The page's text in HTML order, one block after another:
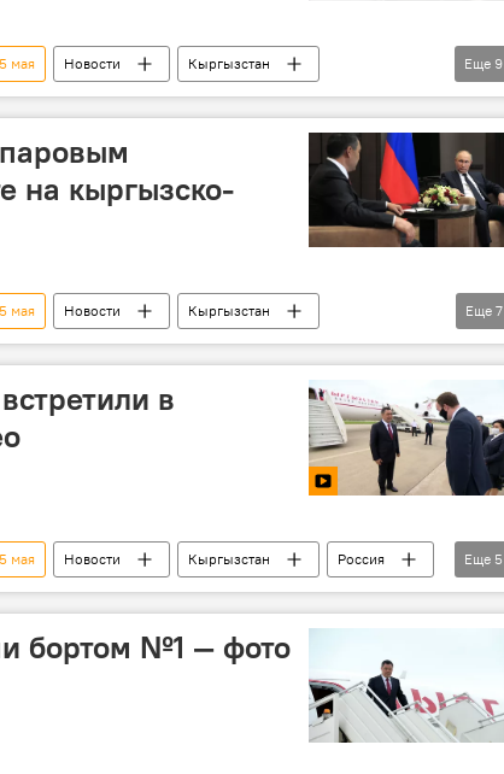
мая Новости
Кыргызстан
мире Вакцина "Спутник V"
Политика
Еще 9
на кыргызско-
мая Новости
Кыргызстан
Владимир Путин
Садыр Жапаров
Еще 7
в
мая Новости Кыргызстан
Россия
Садыр Жапаров Сочи
Еще 5
бортом №1 — фото